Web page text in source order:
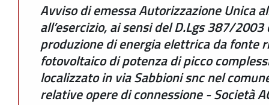
Avviso di emessa Autorizzazione Unica
all’esercizio, ai sensi del D.Lgs 387/
produzione di energia elettrica da fonte
fotovoltaico di potenza di picco
localizzato in via Sabbioni snc nel
relative opere di connessione - Società